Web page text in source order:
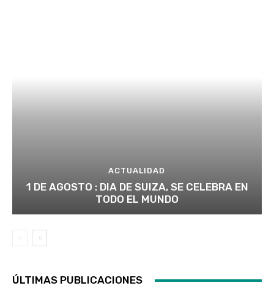
ACTUALIDAD
1 DE AGOSTO : DIA DE SUIZA, SE CELEBRA EN
TODO EL MUNDO
ÚLTIMAS PUBLICACIONES